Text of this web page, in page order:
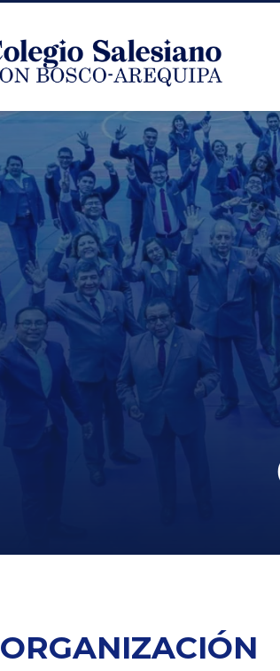
ORGANIZACIÓN